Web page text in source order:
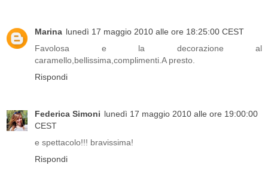
Marina lunedì 17 maggio 2010 alle ore 18:25:00 CEST
Favolosa e la decorazione al
caramello,bellissima,complimenti.A presto.
Rispondi
Federica Simoni lunedì 17 maggio 2010 alle ore 19:00:00
CEST
e spettacolo!!! bravissima!
Rispondi